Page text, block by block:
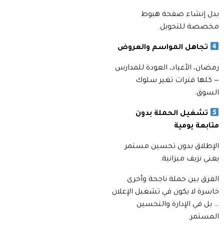
بدل إنشاء صفحة هبوط
مخصصة للتحويل.
تجاهل المواسم والعروض
رمضان، الأعياد، العودة للمدارس
— كلها فترات تغير سلوك
السوق.
تشغيل الحملة بدون
متابعة يومية
الإطلاق بدون تحسين مستمر
يعني نزيف ميزانية.
الفرق بين حملة ناجحة وأخرى
خاسرة لا يكون في تشغيل الإعلان
… بل في الإدارة والتحسين
المستمر.